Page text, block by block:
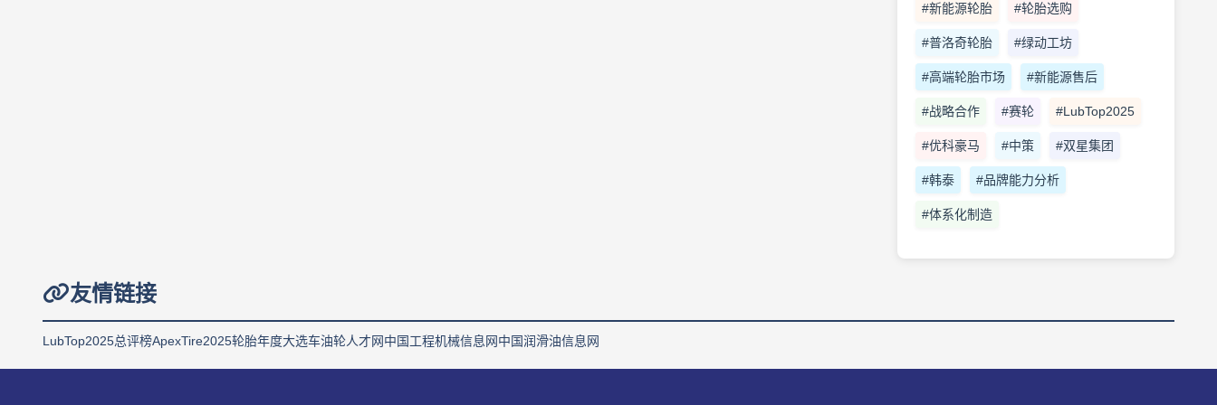
#新能源轮胎 #轮胎选购
#普洛奇轮胎 #绿动工坊
#高端轮胎市场 #新能源售后
#战略合作 #赛轮 #LubTop2025
#优科豪马 #中策 #双星集团
#韩泰 #品牌能力分析
#体系化制造
友情链接
LubTop2025总评榜ApexTire2025轮胎年度大选车油轮人才网中国工程机械信息网中国润滑油信息网